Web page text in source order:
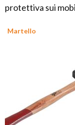
protettiva sui
Martello